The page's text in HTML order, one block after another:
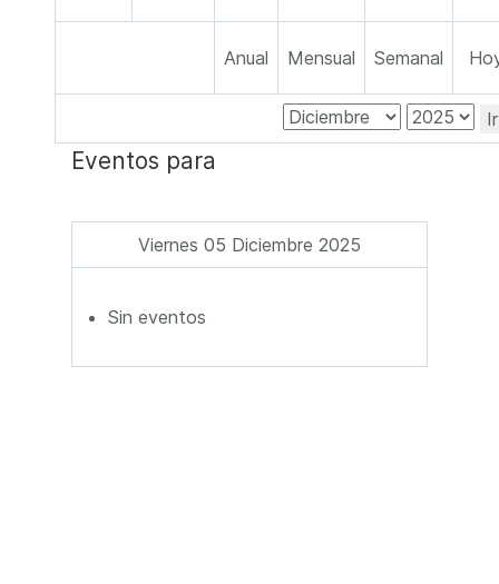
Anual Mensual Semanal
Eventos para
Viernes 05 Diciembre 2025
Sin eventos